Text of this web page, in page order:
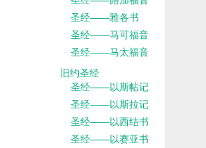
圣经——雅各书
圣经——马可福音
圣经——马太福音
旧约圣经
圣经——以斯帖记
圣经——以斯拉记
圣经——以西结书
圣经——以赛亚书